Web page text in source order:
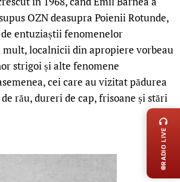
OZN deasupra Poienii Rotunde,
entuziaștii fenomenelor
localnicii din apropiere vorbeau
strigoi și alte fenomene
cei care au vizitat pădurea
rău, dureri de cap, frisoane și stăriLIVE
RADIO LIVE